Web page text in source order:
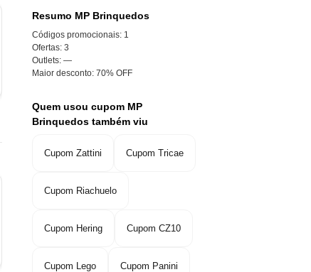
Resumo MP Brinquedos
Códigos promocionais: 1
Ofertas: 3
Outlets: —
Maior desconto: 70% OFF
Quem usou cupom MP
Brinquedos também viu
Cupom Zattini Cupom Tricae
Cupom Riachuelo
Cupom Hering Cupom CZ10
Cupom Lego Cupom Panini